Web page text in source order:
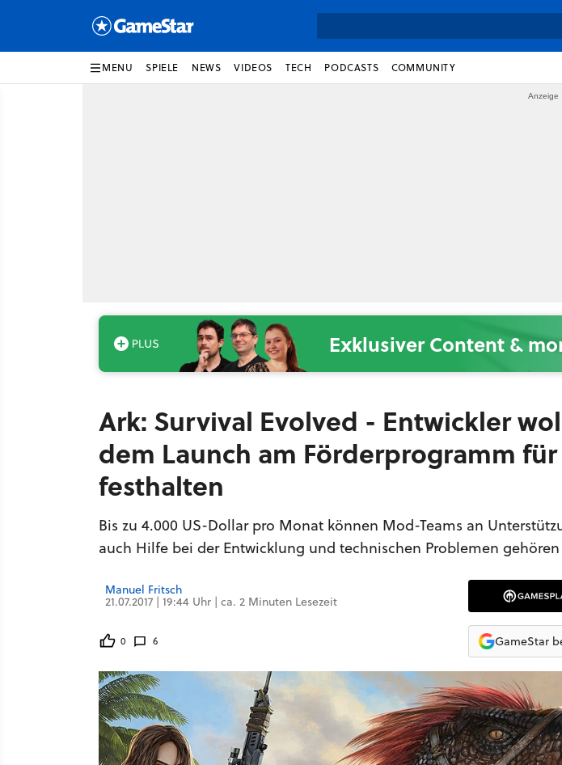
MENU SPIELE NEWS VIDEOS TECH PODCASTS COMMUNITY
Exklusiver Content &
Ark: Survival Evolved - Entwickler
dem Launch am Förderprogramm
festhalten
Bis zu 4.000 US-Dollar pro Monat können Mod-Teams an
auch Hilfe bei der Entwicklung und technischen Problemen
Manuel Fritsch
21.07.2017 | 19:44 Uhr | ca. 2 Minuten Lesezeit
0 6 GameStar